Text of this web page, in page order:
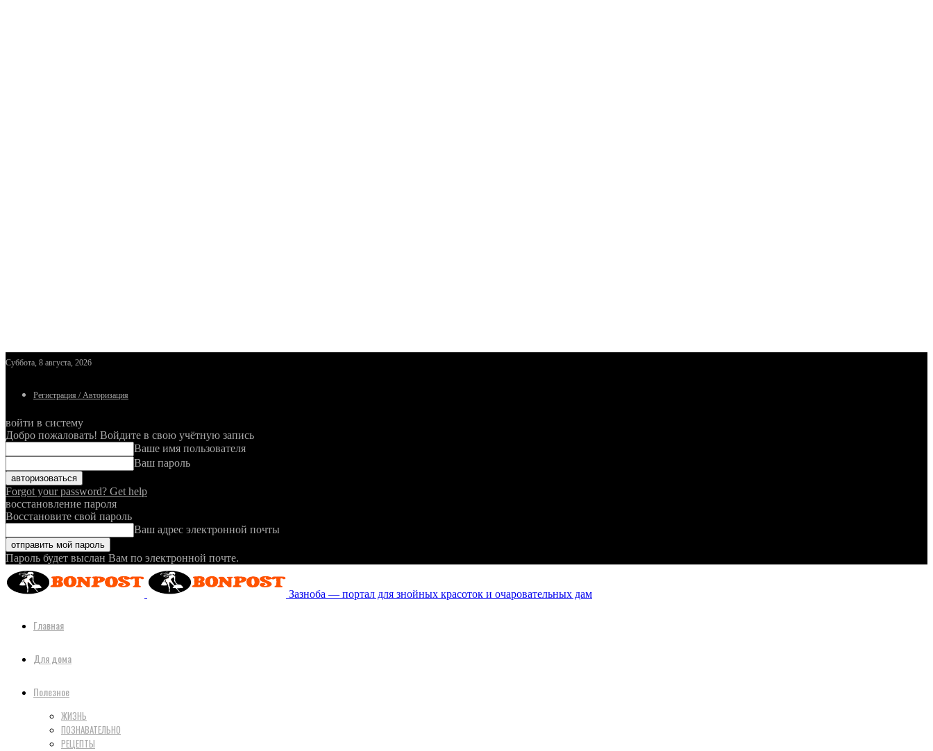
Суббота, 8 августа, 2026
Регистрация / Авторизация
войти в систему
Добро пожаловать! Войдите в свою учётную запись
Ваше имя пользователя
Ваш пароль
Forgot your password? Get help
восстановление пароля
Восстановите свой пароль
Ваш адрес электронной почты
Пароль будет выслан Вам по электронной почте.
Зазноба — портал для знойных красоток и очаровательных дам
Главная
Для дома
Полезное
ЖИЗНЬ
ПОЗНАВАТЕЛЬНО
РЕЦЕПТЫ